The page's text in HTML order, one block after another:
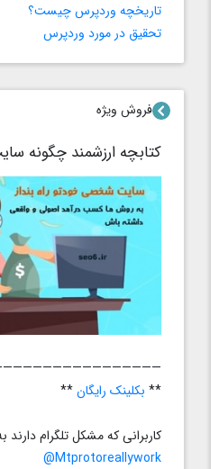
تاریخچه وردپرس چیست؟
تحقیق در مورد وردپرس
فروش ویژه
کتابچه ارزشمند چگونه
** بکلینک رایگان**
کاربرانی که مشکل تلگرام دارند
Mtprotoreallywork@